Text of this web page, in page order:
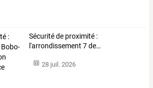
Sécuritéde proximité :
l'arrondissement 7de…
28 juil. 2026